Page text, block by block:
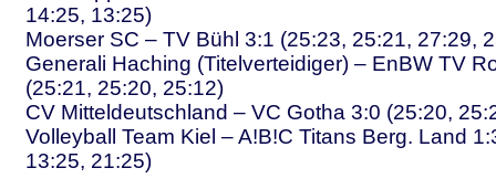
14:25, 13:25)
Moerser SC – TV Bühl 3:1 (25:23, 25:21, 27:29,
Generali Haching (Titelverteidiger) – EnBW TV
(25:21, 25:20, 25:12)
CV Mitteldeutschland – VC Gotha 3:0 (25:20,
Volleyball Team Kiel – A!B!C Titans Berg. Land
13:25, 21:25)